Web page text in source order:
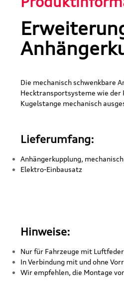
Die mechanisch schwenkbare
Hecktransportsysteme wie der
Kugelstange mechanisch
Lieferumfang:
Anhängerkupplung,
Elektro-Einbausatz
Hinweise:
Nur für Fahrzeuge mit
In Verbindung mit und ohne
Wir empfehlen, die Montage